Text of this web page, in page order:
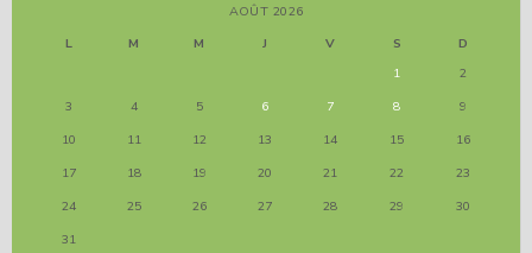
AOÛT 2026
L
M M J V S
D
1
2
3
4 5 6 7 8
9
10
11 12 13 14 15
16
17
18 19 20 21 22
23
24
25 26 27 28 29
30
31